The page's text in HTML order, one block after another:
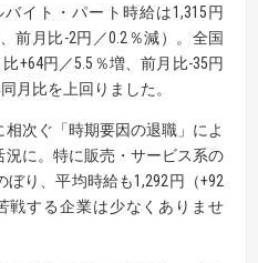
イト・パート時給は1,315円
前月比-2円／0.2％減）。全国
+64円／5.5％増、前月比-35円
月比を上回りました。
次ぐ「時期要因の退職」によ
況に。特に販売・サービス系の
り、平均時給も1,292円（+92
戦する企業は少なくありませ